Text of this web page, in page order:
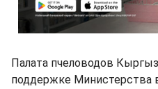
Палата пчеловодов
поддержке Министерства